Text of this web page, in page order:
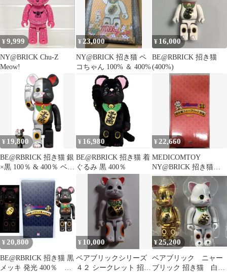
カイツリータウン・ソ
ラマチ店限定
¥9,999
NY@BRICK Chu-Z
Meow!
¥ 23,000
NY@BRICK 招き猫 ペ
コちゃん 100% ＆ 400%
¥ 16,000
BE@RBRICK 招き猫
(400%)
¥ 19,800
BE@RBRICK 招き猫 銀
×黒 100％ & 400％ ベア
¥ 16,980
BE@RBRICK 招き猫 着
ぐるみ 黒 400％
¥22,660
MEDICOMTOY
NY@BRICK 招き猫ニ
ャーブリック 招福
400%
¥ 20,800
BE@RBRICK 招き猫 黒
メッキ 発光 400％ ベ
¥ 10,000
ベアブリックシリーズ
４２ シークレット 招き
¥25,200
ベアブリック ニャー
ブリック 招き猫 白メ